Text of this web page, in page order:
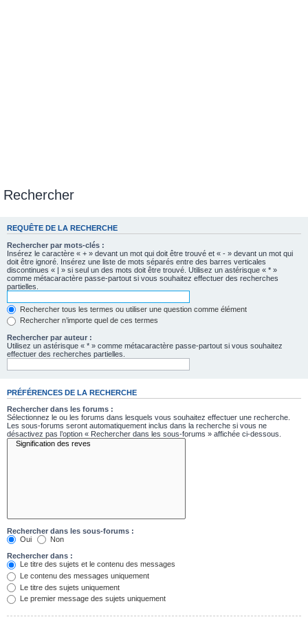
Rechercher
REQUÊTE DE LA RECHERCHE
Rechercher par mots-clés :
Insérez le caractère « + » devant un mot qui doit être trouvé et « - » devant un mot qui
doit être ignoré. Insérez une liste de mots séparés entre des barres verticales
discontinues « | » si seul un des mots doit être trouvé. Utilisez un astérisque « * »
comme métacaractère passe-partout si vous souhaitez effectuer des recherches
partielles.
Rechercher tous les termes ou utiliser une question comme élément
Rechercher n’importe quel de ces termes
Rechercher par auteur :
Utilisez un astérisque « * » comme métacaractère passe-partout si vous souhaitez
effectuer des recherches partielles.
PRÉFÉRENCES DE LA RECHERCHE
Rechercher dans les forums :
Sélectionnez le ou les forums dans lesquels vous souhaitez effectuer une recherche.
Les sous-forums seront automatiquement inclus dans la recherche si vous ne
désactivez pas l’option « Rechercher dans les sous-forums » affichée ci-dessous.
Rechercher dans les sous-forums :
Oui
Non
Rechercher dans :
Le titre des sujets et le contenu des messages
Le contenu des messages uniquement
Le titre des sujets uniquement
Le premier message des sujets uniquement